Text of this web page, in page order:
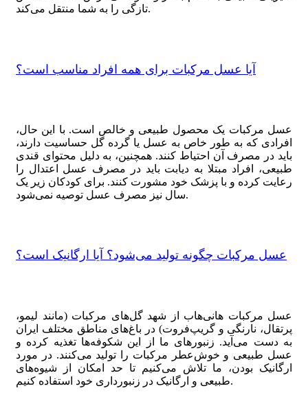
تازگی را به شما منتقل می‌کند.
آیا عسل مرکبات برای همه افراد مناسب است؟
عسل مرکبات یک محصول طبیعی و خالص است. با این حال،
افرادی که به طور خاص به عسل یا گرده گل حساسیت دارند،
باید در مصرف آن احتیاط کنند. همچنین، به دلیل محتوای قندی
طبیعی، افراد مبتلا به دیابت باید در مصرف عسل اعتدال را
رعایت کرده و با پزشک خود مشورت کنند. برای کودکان زیر یک
سال نیز مصرف عسل توصیه نمی‌شود.
عسل مرکبات چگونه تولید می‌شود؟ آیا ارگانیک است؟
عسل مرکبات هانی‌هاب از شهد گل‌های مرکبات (مانند لیمو،
پرتقال، نارنگی و گریپ‌فروت) در باغ‌های مناطق مختلف ایران
به دست می‌آید. زنبورهای ما از این شکوفه‌ها تغذیه کرده و
عسل طبیعی و خوش‌عطر مرکبات را تولید می‌کنند. در مورد
ارگانیک بودن، ما تلاش می‌کنیم تا حد امکان از شیوه‌های
طبیعی و ارگانیک در زنبورداری خود استفاده کنیم.